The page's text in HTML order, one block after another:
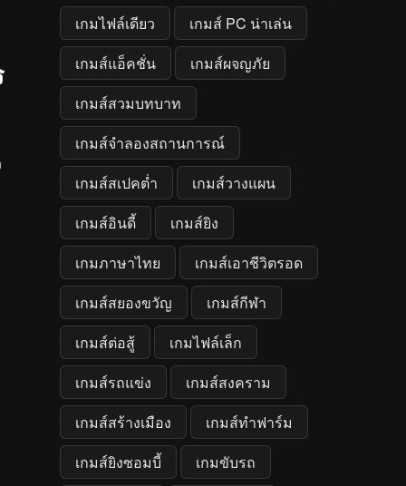
เกมไฟล์เดียว
เกมส์ PC น่าเล่น
เกมส์แอ็คชั่น
เกมส์ผจญภัย
เกมส์สวมบทบาท
เกมส์จำลองสถานการณ์
เกมส์สเปคต่ำ
เกมส์วางแผน
เกมส์อินดี้
เกมส์ยิง
เกมภาษาไทย
เกมส์เอาชีวิตรอด
เกมส์สยองขวัญ
เกมส์กีฬา
เกมส์ต่อสู้
เกมไฟล์เล็ก
เกมส์รถแข่ง
เกมส์สงคราม
เกมส์สร้างเมือง
เกมส์ทำฟาร์ม
เกมส์ยิงซอมบี้
เกมขับรถ